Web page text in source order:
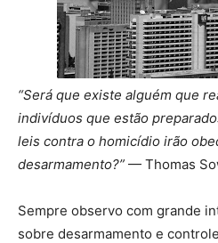
“Será que existe alguém que
indivíduos que estão
leis contra o homicídio irão
desarmamento?” — Thomas
Sempre observo com grande
sobre desarmamento e